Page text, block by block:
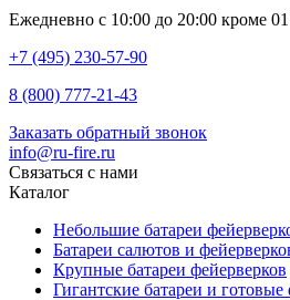
Ежедневно с 10:00 до 20:00 кроме
+7 (495) 230-57-90
8 (800) 777-21-43
Заказать обратный звонок
info@ru-fire.ru
Связаться с нами
Каталог
Небольшие батареи
Батареи салютов и
Крупные батареи фейерверков
Гигантские батареи и готовые